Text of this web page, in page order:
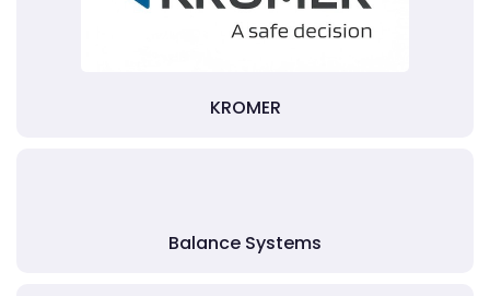
KROMER
Balance Systems